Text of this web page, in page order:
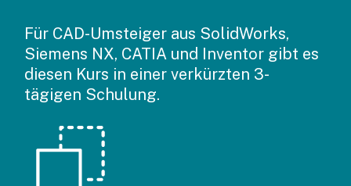
Für CAD-Umsteiger aus SolidWorks,
Siemens NX, CATIA und Inventor gibt es
diesen Kurs in einer verkürzten 3-
tägigen Schulung.